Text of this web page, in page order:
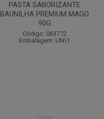
PASTA SABORIZANTE
BAUNILHA PREMIUM MAGO
90G
Código: 063772
Embalagem: UN\1